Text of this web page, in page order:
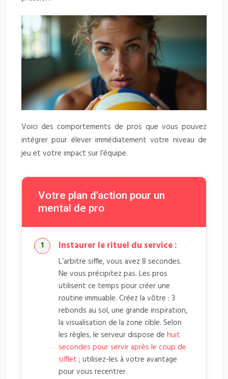
Voici des comportements de pros que vous pouvez
intégrer pour élever immédiatement votre niveau de
jeu et votre impact sur l’équipe.
Votre plan d’action pour un
mental de pro
Instaurer le rituel du service :
L’arbitre siffle, vous avez 8 secondes.
Ne vous précipitez pas. Les pros
utilisent ce temps pour créer une
routine immuable. Créez la vôtre : 3
rebonds au sol, une grande inspiration,
la visualisation de la zone cible. Selon
les règles, le serveur dispose de huit
secondes pour servir après le coup de
sifflet; utilisez-les à votre avantage
pour vous recentrer.